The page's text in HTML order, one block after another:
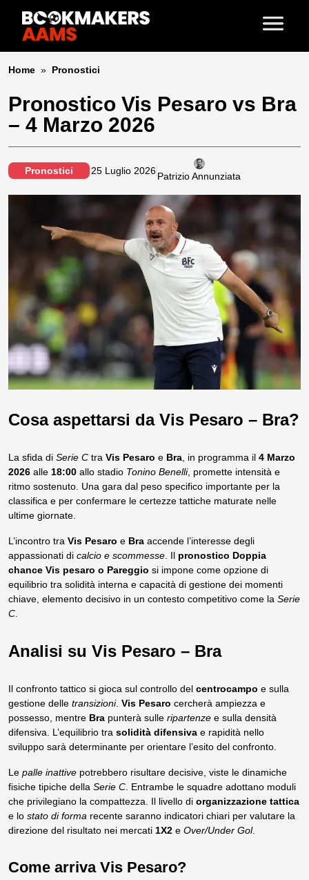
Home » Pronostici
Pronostico Vis Pesaro vs Bra
– 4 Marzo 2026
Pronostici 25 Luglio 2026Patrizio Annunziata
Cosa aspettarsi da Vis Pesaro – Bra?
La sfida di Serie C tra Vis Pesaro e Bra, in programma il 4 Marzo
2026 alle 18:00 allo stadio Tonino Benelli, promette intensità e
ritmo sostenuto. Una gara dal peso specifico importante per la
classifica e per confermare le certezze tattiche maturate nelle
ultime giornate.
L’incontro tra Vis Pesaro e Bra accende l’interesse degli
appassionati di calcio e scommesse. Il pronostico Doppia
chance Vis pesaro o Pareggio si impone come opzione di
equilibrio tra solidità interna e capacità di gestione dei momenti
chiave, elemento decisivo in un contesto competitivo come la Serie
C.
Analisi su Vis Pesaro – Bra
Il confronto tattico si gioca sul controllo del centrocampo e sulla
gestione delle transizioni. Vis Pesaro cercherà ampiezza e
possesso, mentre Bra punterà sulle ripartenze e sulla densità
difensiva. L’equilibrio tra solidità difensiva e rapidità nello
sviluppo sarà determinante per orientare l’esito del confronto.
Le palle inattive potrebbero risultare decisive, viste le dinamiche
fisiche tipiche della Serie C. Entrambe le squadre adottano moduli
che privilegiano la compattezza. Il livello di organizzazione tattica
e lo stato di forma recente saranno indicatori chiari per valutare la
direzione del risultato nei mercati 1X2 e Over/Under Gol.
Come arriva Vis Pesaro?